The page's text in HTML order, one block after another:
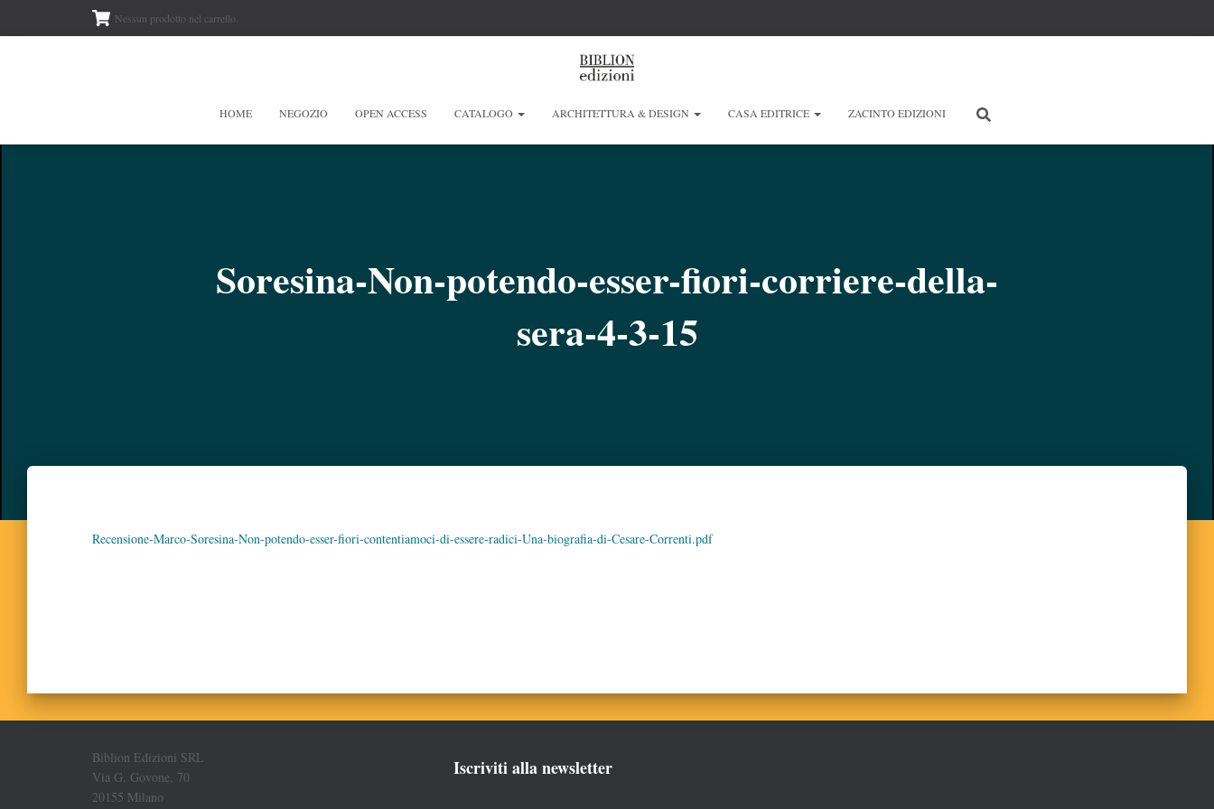
Nessun prodotto nel carrello.
HOME NEGOZIO OPEN ACCESS CATALOGO ARCHITETTURA & DESIGN CASA EDITRICE ZACINTO EDIZIONI
Soresina-Non-potendo-esser-fiori-corriere-della-
sera-4-3-15
Recensione-Marco-Soresina-Non-potendo-esser-fiori-contentiamoci-di-essere-radici-Una-biografia-di-Cesare-Correnti.pdf
Biblion Edizioni SRL
Via G. Govone, 70
20155 Milano
Iscriviti alla newsletter